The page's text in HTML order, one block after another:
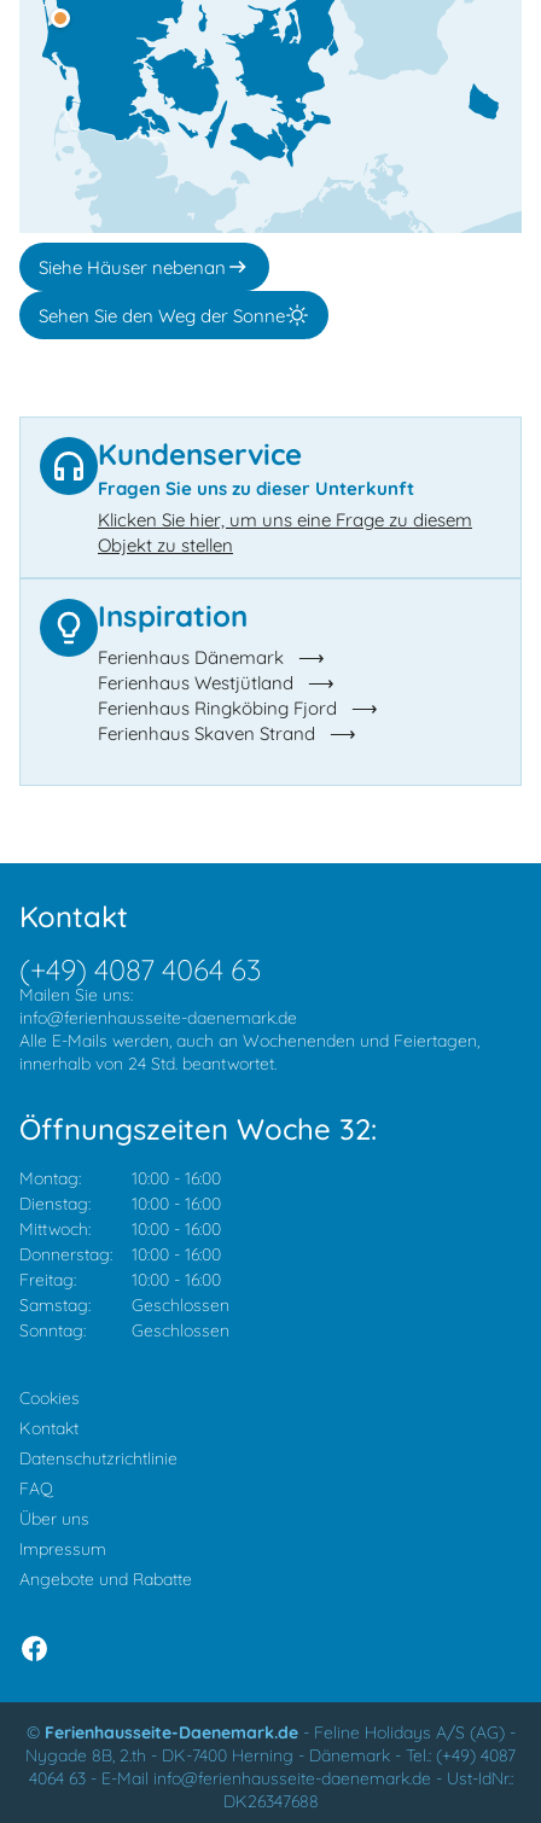
Siehe Häuser nebenan
Sehen Sie den Weg der Sonne
Kundenservice
Fragen Sie uns zu dieser Unterkunft
Klicken Sie hier, um uns eine Frage zu diesem
Objekt zu stellen
Inspiration
Ferienhaus Dänemark
Ferienhaus Westjütland
Ferienhaus Ringköbing Fjord
Ferienhaus Skaven Strand
Kontakt
(+49) 4087 4064 63
Mailen Sie uns:
info@ferienhausseite-daenemark.de
Alle E-Mails werden, auch an Wochenenden und Feiertagen,
innerhalb von 24 Std. beantwortet.
Öffnungszeiten Woche 32:
Montag: 10:00 - 16:00
Dienstag:
10:00 - 16:00
Mittwoch:
10:00 - 16:00
Donnerstag:
10:00 - 16:00
Freitag:
10:00 - 16:00
Samstag:
Geschlossen
Sonntag:
Geschlossen
Cookies
Kontakt
Datenschutzrichtlinie
FAQ
Über uns
Impressum
Angebote und Rabatte
© Ferienhausseite-Daenemark.de- Feline Holidays A/S (AG)-
Nygade 8B, 2.th - DK-7400 Herning - Dänemark - Tel.: (+49) 4087
4064 63- E-Mail info@ferienhausseite-daenemark.de - Ust-IdNr.:
DK26347688